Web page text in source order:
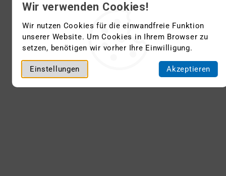
Wir verwenden Cookies!
Wir nutzen Cookies für die einwandfreie Funktion
unserer Website. Um Cookies in Ihrem Browser zu
setzen, benötigen wir vorher Ihre Einwilligung.
Einstellungen Akzeptieren